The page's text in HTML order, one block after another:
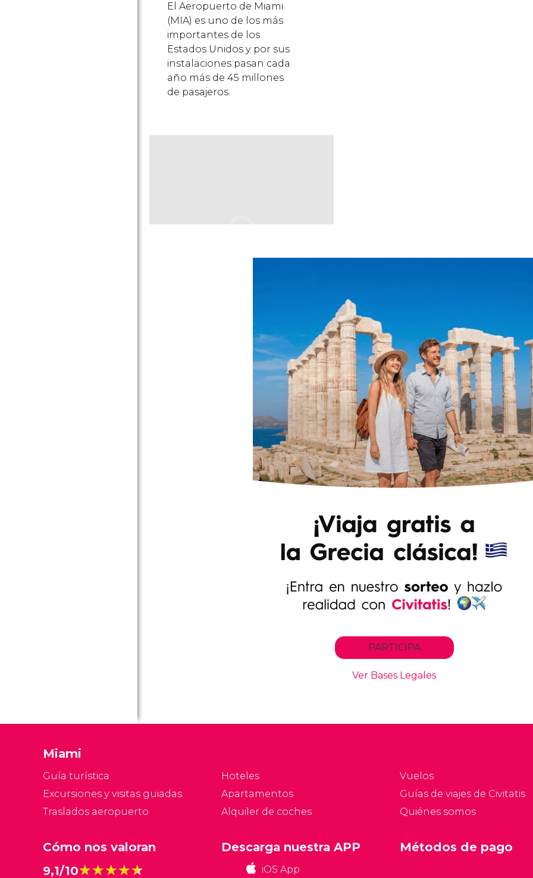
El Aeropuerto de Miami
(MIA) es uno de los más
importantes de los
Estados Unidos y por sus
instalaciones pasan cada
año más de 45 millones
de pasajeros.
Miami
Guía turística
Excursiones y visitas guiadas
Traslados aeropuerto
Hoteles
Apartamentos
Alquiler de coches
Vuelos
Guías de viajes de Civitatis
Quiénes somos
Cómo nos valoran
9,1/10★★★★★
★★★★★
Descarga nuestra APP
iOS App
Métodos de pago